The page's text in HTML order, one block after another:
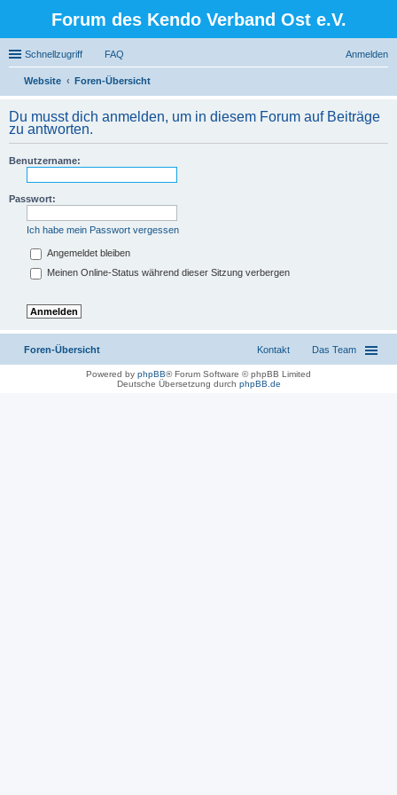
Forum des Kendo Verband Ost e.V.
Schnellzugriff FAQ Anmelden
Website
Foren-Übersicht
he
Du musst dich anmelden, um in diesem Forum auf Beiträge
zu antworten.
Benutzername:
Passwort:
Ich habe mein Passwort vergessen
Angemeldet bleiben
Meinen Online-Status während dieser Sitzung verbergen
Foren-Übersicht Das Team
Kontakt
Powered by phpBB® Forum Software © phpBB Limited
Deutsche Übersetzung durch phpBB.de